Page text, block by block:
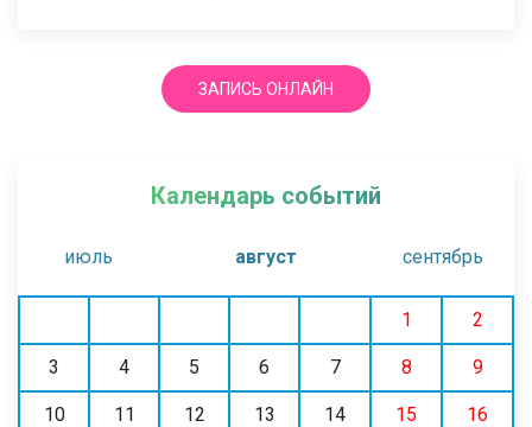
ЗАПИСЬ ОНЛАЙН
Календарь событий
июль август сентябрь
1 2
3 4 5 6 7 8 9
10 11 12 13 14 15 16